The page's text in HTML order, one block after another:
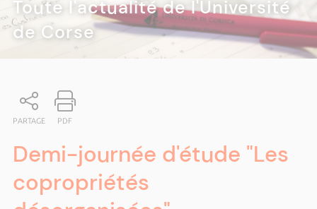
Toute l'actualité de l'Université
de Corse
PARTAGE PDF
Demi-journée d'étude "Les
copropriétés